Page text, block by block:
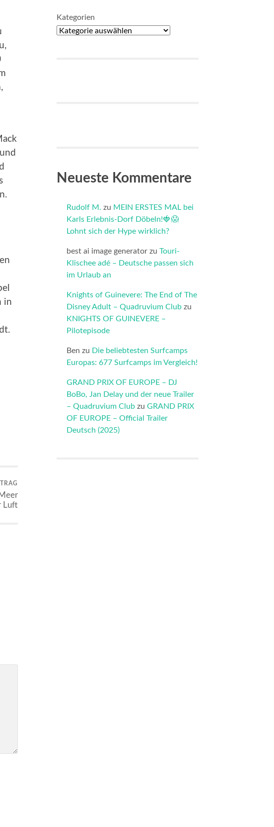
in
Luft
Kategorien
Neueste Kommentare
Rudolf M. zu MEIN ERSTES MAL bei
Karls Erlebnis-Dorf Döbeln!🍓😱
Lohnt sich der Hype wirklich?
best ai image generator zu Touri-
Klischee adé – Deutsche passen sich
im Urlaub an
Knights of Guinevere: The End of The
Disney Adult – Quadruvium Club zu
KNIGHTS OF GUINEVERE –
Pilotepisode
Ben zu Die beliebtesten Surfcamps
Europas: 677 Surfcamps im Vergleich!
GRAND PRIX OF EUROPE – DJ
BoBo, Jan Delay und der neue Trailer
– Quadruvium Club zu GRAND PRIX
OF EUROPE – Official Trailer
Deutsch (2025)